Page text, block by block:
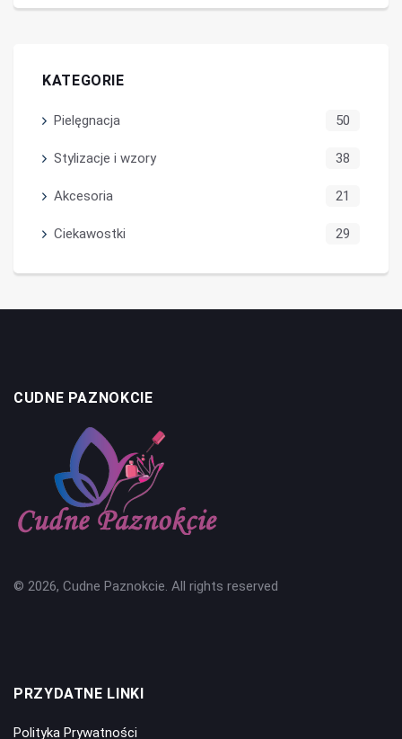
KATEGORIE
Pielęgnacja 50
Stylizacje i wzory 38
Akcesoria 21
Ciekawostki 29
CUDNE PAZNOKCIE
© 2026, Cudne Paznokcie. All rights reserved
PRZYDATNE LINKI
Polityka Prywatności